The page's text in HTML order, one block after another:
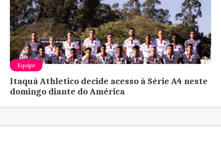
Equipe
Itaquá Athletico decide acesso à Série A4 neste
domingo diante do América